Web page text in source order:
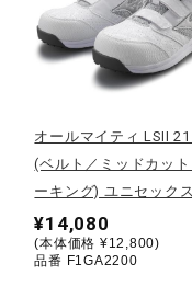
メディカル
コラボ／ラ
オールマイティ LSII 21
(ベルト／ミッドカット
ーキング) ユニセックス
¥14,080
(本体価格 ¥12,800)
品番 F1GA2200